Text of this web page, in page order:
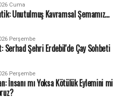
Cuma
Unutulmuş Kavramsal Şemamız…
Perşembe
Serhad Şehri Erdebil'de Çay Sohbeti
Perşembe
İnsanı mı Yoksa Kötülük Eylemini mi